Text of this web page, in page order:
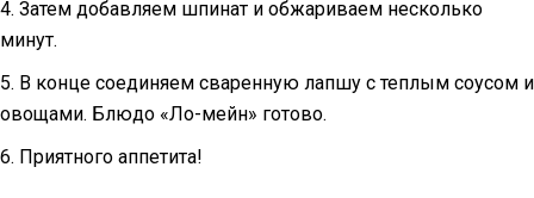
4. Затем добавляем шпинат и обжариваем несколько
минут.
5. В конце соединяем сваренную лапшу с теплым соусом и
овощами. Блюдо «Ло-мейн» готово.
6. Приятного аппетита!